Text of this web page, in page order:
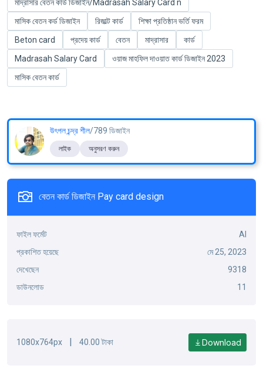
মাদ্রাসার বেতন কার্ড ডিজাইন/Madrasah Salary Card n
মাসিক বেতন কর্ড ডিজাইন
রিজাল্ট কার্ড
শিক্ষা প্রতিষ্ঠান ভর্তি ফরম
Beton card
প্রদেয় কার্ড বেতন মাদ্রাসার
কার্ড
Madrasah Salary Card
ওয়াজ মাহফিল দাওয়াত কার্ড ডিজাইন 2023
মাসিক বেতন কার্ড
উৎপল চন্দ্র শীল/789 ডিজাইন
লাইক অনুসরণ করুন
বেতন কার্ড ডিজাইন Pay card design
ফাইল ফর্মেট
AI
প্রকাশিত হয়েছে
মে 25, 2023
দেখেছেন
9318
ডাউনলোড
11
1080x764px | 40.00 টাকা Download